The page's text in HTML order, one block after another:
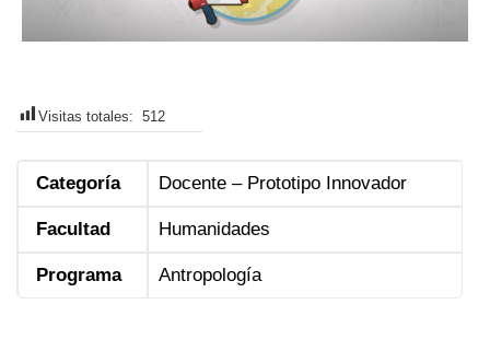
Visitas totales: 512
Categoría Docente – Prototipo Innovador
Facultad Humanidades
Programa Antropología